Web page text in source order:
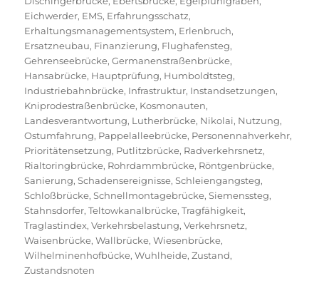
Eichwerder, EMS, Erfahrungsschatz,
Erhaltungsmanagementsystem, Erlenbruch,
Ersatzneubau, Finanzierung, Flughafensteg,
Gehrenseebrücke,Germanenstraßenbrücke,
Hansabrücke, Hauptprüfung, Humboldtsteg,
Industriebahnbrücke, Infrastruktur, Instandsetzungen,
Kniprodestraßenbrücke, Kosmonauten,
Landesverantwortung, Lutherbrücke, Nikolai, Nutzung,
Ostumfahrung, Pappelalleebrücke, Personennahverkehr,
Prioritätensetzung, Putlitzbrücke, Radverkehrsnetz,
Rialtoringbrücke, Rohrdammbrücke, Röntgenbrücke,
Sanierung,Schadensereignisse,Schleiengangsteg,
Schloßbrücke,Schnellmontagebrücke,Siemenssteg,
Stahnsdorfer,Teltowkanalbrücke,Tragfähigkeit,
Traglastindex,Verkehrsbelastung,Verkehrsnetz,
Waisenbrücke,Wallbrücke,Wiesenbrücke,
Wilhelminenhofbücke,Wuhlheide,Zustand,
Zustandsnoten